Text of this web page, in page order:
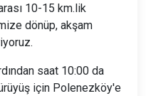
10-15 km.lik
dönüp, akşam
saat 10:00 da
için Polenezköy'e